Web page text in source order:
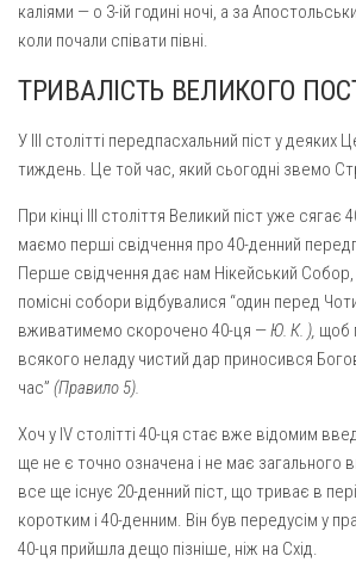
каліями — о 3-ій годині ночі, а за
коли почали співати півні.
ТРИВАЛІСТЬ ВЕЛИКОГО
У III столітті передпасхальний піст у деяких
тиждень. Це той час, який сьогодні звемо
При кінці III століття Великий піст уже сягає
маємо перші свідчення про 40-денний
Перше свідчення дає нам Нікейський
помісні собори відбувалися “один перед
вжива­тимемо скорочено 40-ця —Ю. К. ), щоб
всякого неладу чистий дар приносився
час” (Правило 5).
Хоч у IV столітті 40-ця стає вже відомим
ще не є точно означена і не має загального
все ще існує 20-денний піст, що триває в
коротким і 40-денним. Він був передусім у
40-ця прийшла дещо пізніше, ніж на Схід.